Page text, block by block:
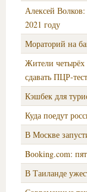
Алексей
2021 году
Мораторий на
Жители четырёх
сдавать ПЦР-тест
Кэшбек для
Куда поедут
В Москве
Bооking.cоm:
В Таиланде